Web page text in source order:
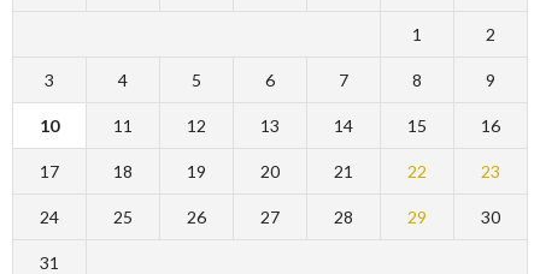
1 2
3 4 5 6 7 8 9
10 11 12 13 14 15 16
17 18 19 20 21 22 23
24 25 26 27 28 29 30
31